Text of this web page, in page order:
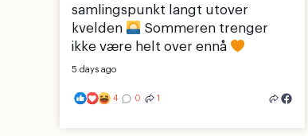
samlingspunkt langt utover
kvelden
Sommeren trenger
ikke være helt over ennå
5 days ago
4 0 1